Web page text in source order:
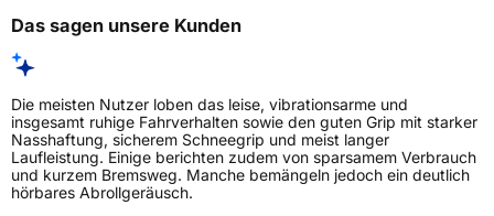
Das sagen unsere Kunden
Die meisten Nutzer loben das leise, vibrationsarme und
insgesamt ruhige Fahrverhalten sowie den guten Grip mit starker
Nasshaftung, sicherem Schneegrip und meist langer
Laufleistung. Einige berichten zudem von sparsamem Verbrauch
und kurzem Bremsweg. Manche bemängeln jedoch ein deutlich
hörbares Abrollgeräusch.